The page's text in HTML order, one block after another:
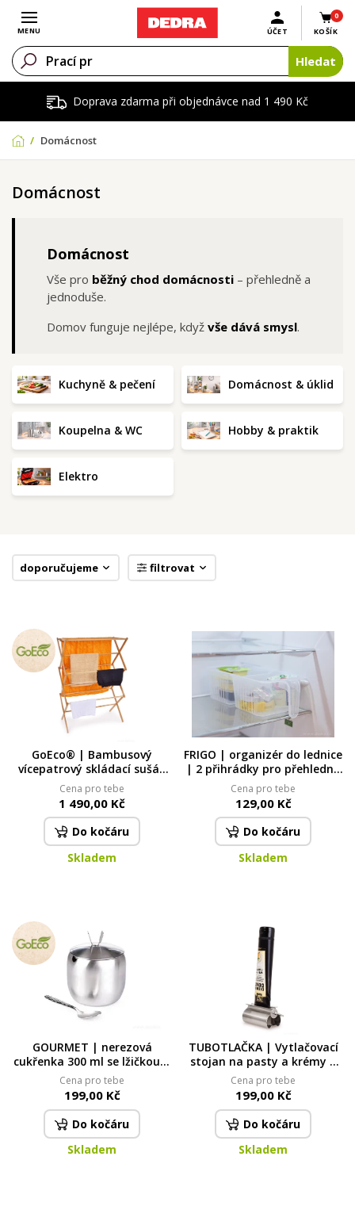
Doprava zdarma při objednávce nad 1 490 Kč
Otevřít menu
MENU
0
KOŠÍK
ÚČET
Hledat
Domácnost
Domácnost
Domácnost
Vše pro běžný chod domácnosti – přehledně a
jednoduše.
Domov funguje nejlépe, když vše dává smysl.
Kuchyně & pečení Domácnost & úklid
Koupelna & WC Hobby & praktik
Elektro
doporučujeme filtrovat
GoEco® | Bambusový
vícepatrový skládací sušák
na prádlo s 11 silnými
tyčemi | šířka 105 cm
Cena pro tebe
1 490,00 Kč
Do kočáru
Skladem
FRIGO | organizér do lednice
| 2 přihrádky pro přehledné
uskladnění potravin
Cena pro tebe
129,00 Kč
Do kočáru
Skladem
GOURMET | nerezová
cukřenka 300 ml se lžičkou a
víčkem
Cena pro tebe
199,00 Kč
Do kočáru
Skladem
TUBOTLAČKA | Vytlačovací
stojan na pasty a krémy |
masivní nerezové provedení
Cena pro tebe
199,00 Kč
Do kočáru
Skladem